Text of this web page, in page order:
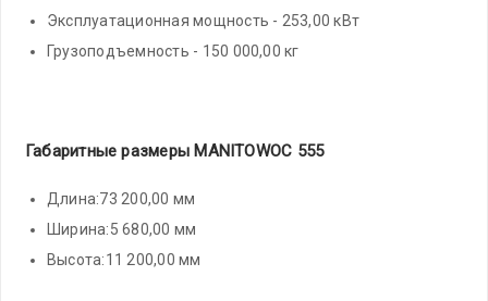
Эксплуатационная мощность - 253,00 кВт
Грузоподъемность - 150 000,00 кг
Габаритные размеры MANITOWOC 555
Длина:73 200,00 мм
Ширина:5 680,00 мм
Высота:11 200,00 мм